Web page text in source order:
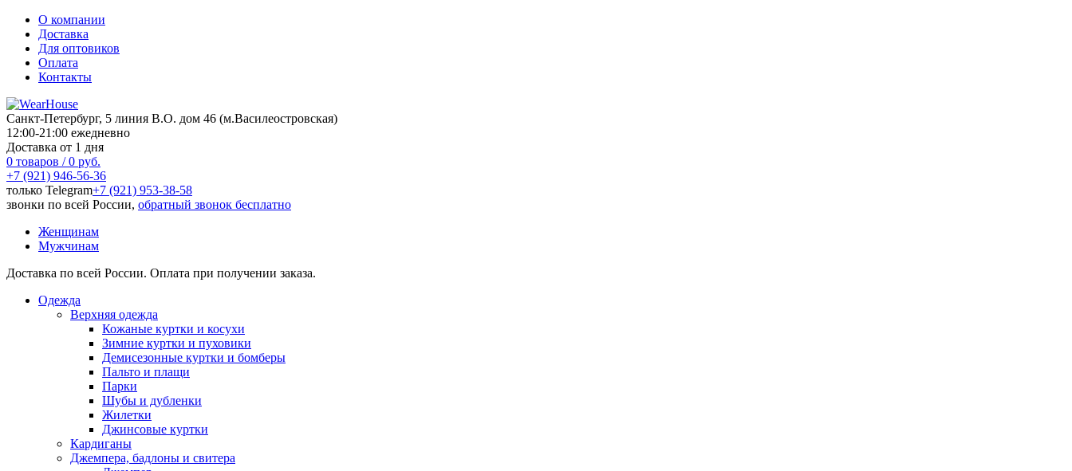
О компании
Доставка
Для оптовиков
Оплата
Контакты
Санкт-Петербург, 5 линия В.О. дом 46 (м.Василеостровская)
12:00-21:00 ежедневно
Доставка от 1 дня
0 товаров / 0 руб.
+7 (921) 946-56-36
только Telegram+7 (921) 953-38-58
звонки по всей России, обратный звонок бесплатно
Женщинам
Мужчинам
Доставка по всей России. Оплата при получении заказа.
Одежда
Верхняя одежда
Кожаные куртки и косухи
Зимние куртки и пуховики
Демисезонные куртки и бомберы
Пальто и плащи
Парки
Шубы и дубленки
Жилетки
Джинсовые куртки
Кардиганы
Джемпера, бадлоны и свитера